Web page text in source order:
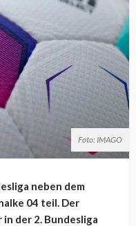
Foto: IMAGO
neben dem
04 teil. Der
der 2. Bundesliga